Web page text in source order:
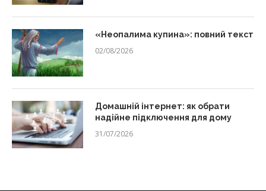
«Неопалима купина»: повний текст
02/08/2026
Домашній інтернет: як обрати
надійне підключення для дому
31/07/2026